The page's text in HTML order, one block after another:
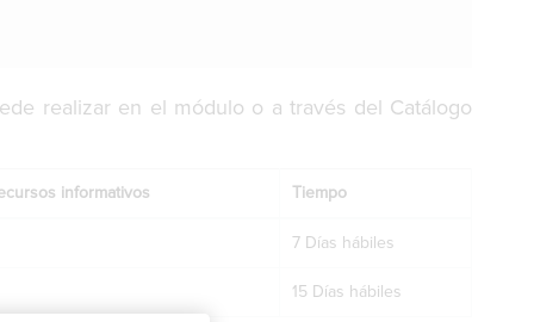
realizar en el módulo o a través del Catálogo
informativos Tiempo
7 Días hábiles
15 Días hábiles